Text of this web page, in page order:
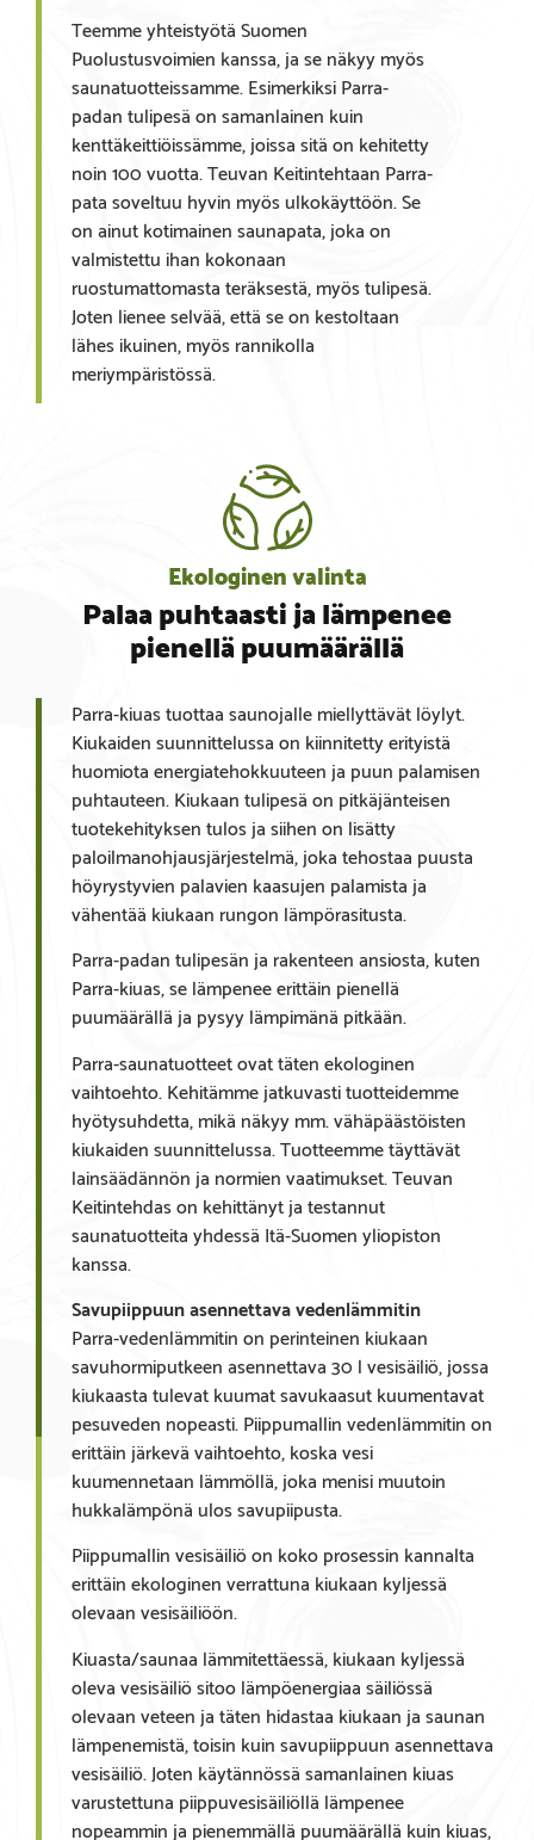
Teemme yhteistyötä Suomen
Puolustusvoimien kanssa, ja se näkyy myös
saunatuotteissamme. Esimerkiksi Parra-
padan tulipesä on samanlainen kuin
kenttäkeittiöissämme, joissa sitä on kehitetty
noin 100 vuotta. Teuvan Keitintehtaan Parra-
pata soveltuu hyvin myös ulkokäyttöön. Se
on ainut kotimainen saunapata, joka on
valmistettu ihan kokonaan
ruostumattomasta teräksestä, myös tulipesä.
Joten lienee selvää, että se on kestoltaan
lähes ikuinen, myös rannikolla
meriympäristössä.
Ekologinen valinta
Palaa puhtaasti ja lämpenee
pienellä puumäärällä
Parra-kiuas tuottaa saunojalle miellyttävät löylyt.
Kiukaiden suunnittelussa on kiinnitetty erityistä
huomiota energiatehokkuuteen ja puun palamisen
puhtauteen. Kiukaan tulipesä on pitkäjänteisen
tuotekehityksen tulos ja siihen on lisätty
paloilmanohjausjärjestelmä, joka tehostaa puusta
höyrystyvien palavien kaasujen palamista ja
vähentää kiukaan rungon lämpörasitusta.
Parra-padan tulipesän ja rakenteen ansiosta, kuten
Parra-kiuas, se lämpenee erittäin pienellä
puumäärällä ja pysyy lämpimänä pitkään.
Parra-saunatuotteet ovat täten ekologinen
vaihtoehto. Kehitämme jatkuvasti tuotteidemme
hyötysuhdetta, mikä näkyy mm. vähäpäästöisten
kiukaiden suunnittelussa. Tuotteemme täyttävät
lainsäädännön ja normien vaatimukset. Teuvan
Keitintehdas on kehittänyt ja testannut
saunatuotteita yhdessä Itä-Suomen yliopiston
kanssa.
Savupiippuun asennettava vedenlämmitin
Parra-vedenlämmitin on perinteinen kiukaan
savuhormiputkeen asennettava 30 l vesisäiliö, jossa
kiukaasta tulevat kuumat savukaasut kuumentavat
pesuveden nopeasti. Piippumallin vedenlämmitin on
erittäin järkevä vaihtoehto, koska vesi
kuumennetaan lämmöllä, joka menisi muutoin
hukkalämpönä ulos savupiipusta.
Piippumallin vesisäiliö on koko prosessin kannalta
erittäin ekologinen verrattuna kiukaan kyljessä
olevaan vesisäiliöön.
Kiuasta/saunaa lämmitettäessä, kiukaan kyljessä
oleva vesisäiliö sitoo lämpöenergiaa säiliössä
olevaan veteen ja täten hidastaa kiukaan ja saunan
lämpenemistä, toisin kuin savupiippuun asennettava
vesisäiliö. Joten käytännössä samanlainen kiuas
varustettuna piippuvesisäiliöllä lämpenee
nopeammin ja pienemmällä puumäärällä kuin kiuas,